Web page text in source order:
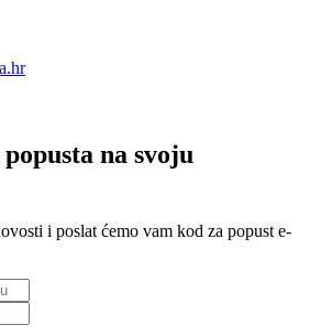
na svoju
i poslat ćemo vam kod za popust e-